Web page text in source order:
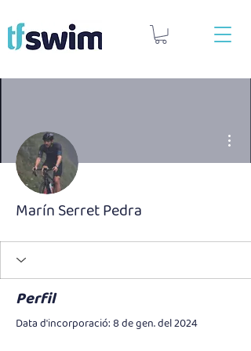
Marín Serret Pedra
Perfil
Data d'incorporació: 8 de gen. del 2024